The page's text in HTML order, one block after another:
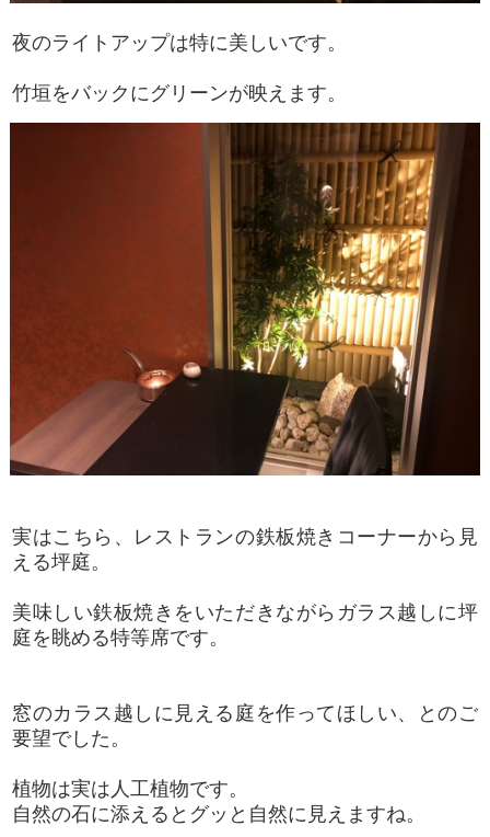
夜のライトアップは特に美しいです。
竹垣をバックにグリーンが映えます。
実はこちら、レストランの鉄板焼きコーナーから見
える坪庭。
美味しい鉄板焼きをいただきながらガラス越しに坪
庭を眺める特等席です。
窓のカラス越しに見える庭を作ってほしい、とのご
要望でした。
植物は実は人工植物です。
自然の石に添えるとグッと自然に見えますね。